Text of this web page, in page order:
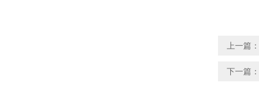
上一篇：
下一篇：